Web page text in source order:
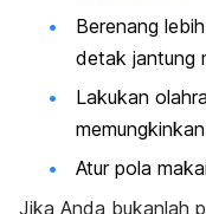
Berenang
detak jantung
Lakukan
Atur pola
Jika Anda bukanlah